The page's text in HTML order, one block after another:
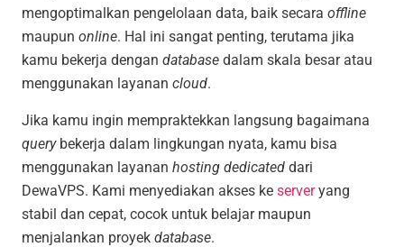
mengoptimalkan pengelolaan data, baik secara offline
maupun online. Hal ini sangat penting, terutama jika
kamu bekerja dengan database dalam skala besar atau
menggunakan layanan cloud.
Jika kamu ingin mempraktekkan langsung bagaimana
querybekerja dalam lingkungan nyata, kamu bisa
menggunakan layanan hosting dedicated dari
DewaVPS. Kami menyediakan akses ke serveryang
stabil dan cepat, cocok untuk belajar maupun
menjalankan proyek database.